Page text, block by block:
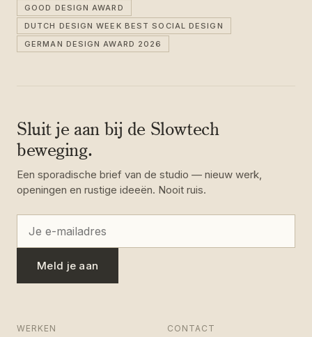
GOOD DESIGN AWARD
DUTCH DESIGN WEEK BEST SOCIAL DESIGN
GERMAN DESIGN AWARD 2026
Sluit je aan bij de Slowtech
beweging.
Een sporadische brief van de studio — nieuw werk,
openingen en rustige ideeën. Nooit ruis.
Meld je aan
WERKEN CONTACT